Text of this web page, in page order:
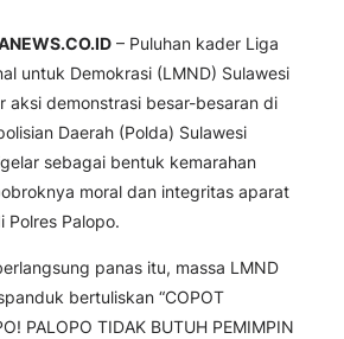
– Puluhan kader Liga
untuk Demokrasi (LMND) Sulawesi
aksi demonstrasi besar-besaran di
Daerah (Polda) Sulawesi
sebagai bentuk kemarahan
moral dan integritas aparat
Polres Palopo.
panas itu, massa LMND
bertuliskan “COPOT
PALOPO TIDAK BUTUH PEMIMPIN